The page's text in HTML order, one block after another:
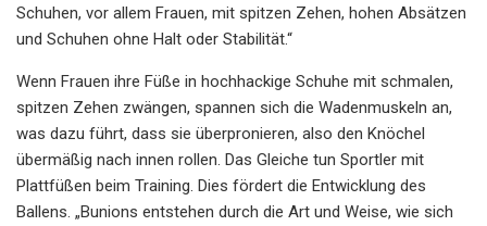
Schuhen, vor allem Frauen, mit spitzen Zehen, hohen Absätzen
und Schuhen ohne Halt oder Stabilität.“
Wenn Frauen ihre Füße in hochhackige Schuhe mit schmalen,
spitzen Zehen zwängen, spannen sich die Wadenmuskeln an,
was dazu führt, dass sie überpronieren, also den Knöchel
übermäßig nach innen rollen. Das Gleiche tun Sportler mit
Plattfüßen beim Training. Dies fördert die Entwicklung des
Ballens. „Bunions entstehen durch die Art und Weise, wie sich